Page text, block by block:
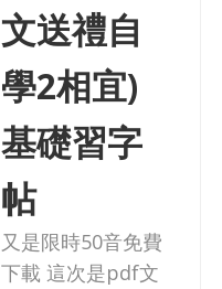
文送禮自
學2相宜)
基礎習字
帖
又是限時50音免費
下載 這次是pdf文